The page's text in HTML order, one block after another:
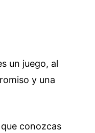
un juego, al
y una
conozcas